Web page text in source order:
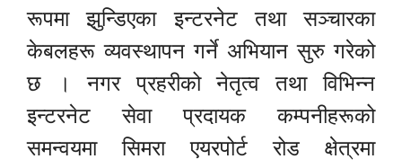
रूपमा झुन्डिएका इन्टरनेट तथा सञ्चारका
केबलहरू व्यवस्थापन गर्ने अभियान सुरु गरेको
छ । नगर प्रहरीको नेतृत्व तथा विभिन्न
इन्टरनेट सेवा प्रदायक कम्पनीहरूको
समन्वयमा सिमरा एयरपोर्ट रोड क्षेत्रमा